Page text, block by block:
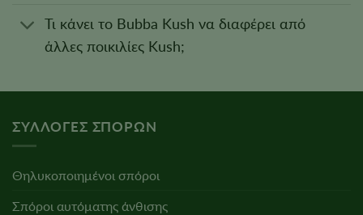
Τι κάνει το Bubba Kush να διαφέρει από
άλλες ποικιλίες Kush;
ΣΥΛΛΟΓΈΣ ΣΠΌΡΩΝ
Θηλυκοποιημένοι σπόροι
Σπόροι αυτόματης άνθισης